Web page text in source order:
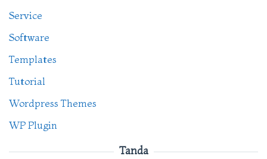
Service
Software
Templates
Tutorial
Wordpress Themes
WP Plugin
Tanda